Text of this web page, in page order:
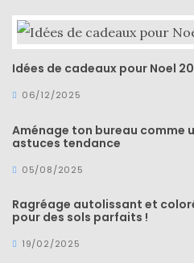
Idées de cadeaux pour Noel
06/12/2025
Aménage ton bureau comme
astuces tendance
05/08/2025
Ragréage autolissant et
pour des sols parfaits !
19/02/2025